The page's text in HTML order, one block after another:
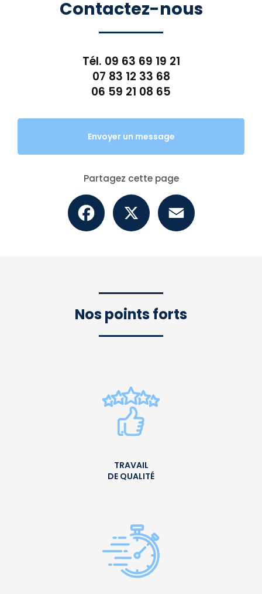
Contactez-nous
Tél. 09 63 69 19 21
07 83 12 33 68
06 59 21 08 65
Envoyer un message
Partagez cette page
Facebook
Nos points forts
TRAVAIL
DE QUALITÉ